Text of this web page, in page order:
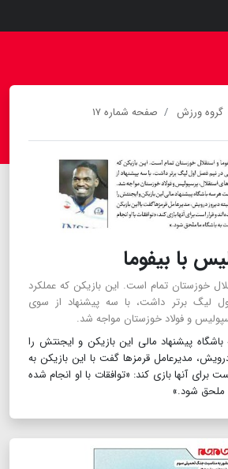
گروه ورزش صفحه شماره ۱۷
با بیفوما
خوزستان تمام است. این بازیکن که عملکرد
لیگ برتر داشت، با سه پیشنهاد از سوی
و فولاد خوزستان مواجه شد.
پیشنهاد مالی این بازیکن و ایجنتش را
درویش، مدیرعامل قرمزها گفت با این بازیکن به
برای آنها بازی کند: «توافقات با او انجام شده
ملحق شود.»